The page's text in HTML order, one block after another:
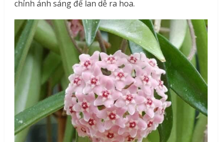
chỉnh ánh sáng để lan dễ ra hoa.